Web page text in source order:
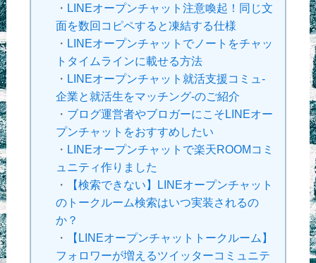
・ LINEオープンチャット注意喚起！同じ文
面を数回コピペすると凍結する仕様
・ LINEオープンチャットでノートをチャッ
トタイムラインに載せる方法
・ LINEオープンチャット就活支援コミュ-
企業と就活生をマッチング-のご紹介
・ ブログ運営者やブロガーにこそLINEオー
プンチャットをおすすめしたい
・ LINEオープンチャットで楽天ROOMコミ
ュニティ作りました
・
【検索できない】LINEオープンチャット
のトークルーム検索はいつ実装されるの
か？
・
【LINEオープンチャットトークルーム】
フォロワーが増えるツイッターコミュニテ